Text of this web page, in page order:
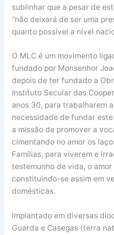
sublinhar que a pesar de
“não deixará de ser uma
quanto possível a nível
O MLC é um movimento
fundado por Monsenhor
depois de ter fundado a
Instituto Secular das
anos 30, para trabalharem
necessidade de fundar
a missão de promover a
cimentando no amor os
Famílias, para viverem e
testemunho de vida, o
constituindo-se assim em
domésticas.
Implantado em diversas
Guarda e Casegas (terra